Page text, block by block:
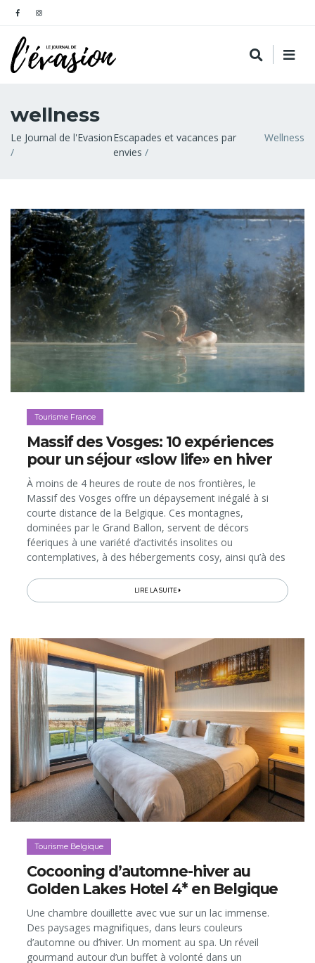
wellness
Fil
d'Ariane
Le Journal de l'EvasionEscapades et vacances par
envies
Wellness
Tourisme France
Massif des Vosges: 10 expériences
pour un séjour «slow life» en hiver
À moins de 4 heures de route de nos frontières, le
Massif des Vosges offre un dépaysement inégalé à si
courte distance de la Belgique. Ces montagnes,
dominées par le Grand Ballon, servent de décors
féeriques à une variété d’activités insolites ou
contemplatives, à des hébergements cosy, ainsi qu’à des
expériences à vivre qui vous...
LIRE LA SUITE
Tourisme Belgique
Cocooning d’automne-hiver au
Golden Lakes Hotel 4* en Belgique
Une chambre douillette avec vue sur un lac immense.
Des paysages magnifiques, dans leurs couleurs
d’automne ou d’hiver. Un moment au spa. Un réveil
gourmand autour d’un buffet à volonté dans un